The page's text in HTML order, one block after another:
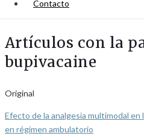
Contacto
Artículos con la
bupivacaine
Original
Efecto de la analgesia multimodal
en régimen ambulatorio